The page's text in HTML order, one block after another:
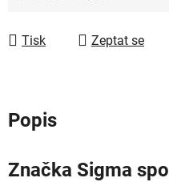
Tisk
Zeptat se
Popis
Značka Sigma